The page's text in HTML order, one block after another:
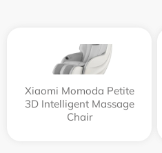
Xiaomi Momoda Petite
3D Intelligent Massage
Chair